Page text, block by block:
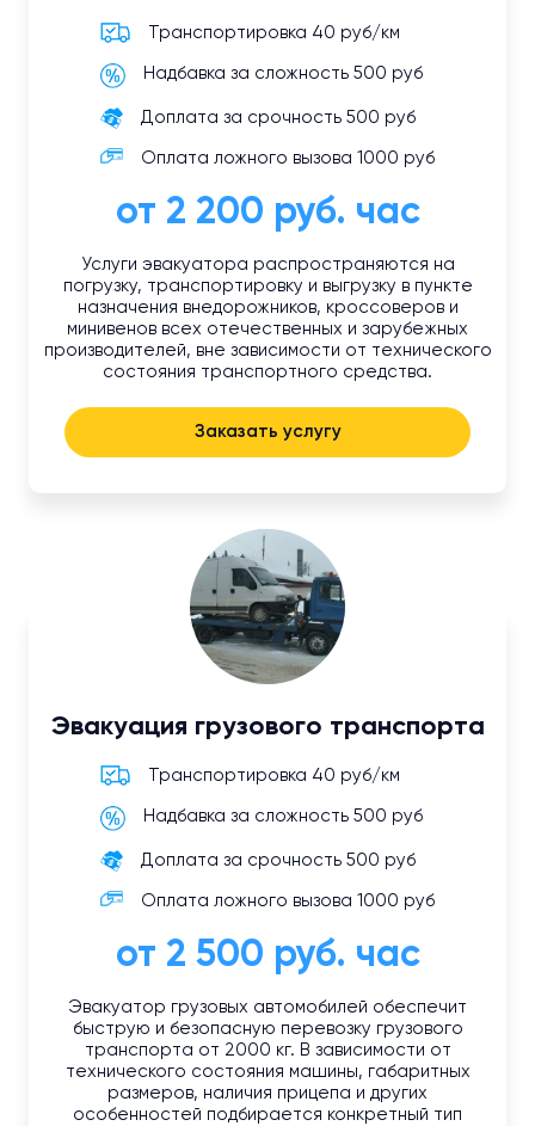
Транспортировка 40 руб/км
Надбавка за сложность 500 руб
Доплата за срочность 500 руб
Оплата ложного вызова 1000 руб
от 2 200 руб. час
Услуги эвакуатора распространяются на
погрузку, транспортировку и выгрузку в пункте
назначения внедорожников, кроссоверов и
минивенов всех отечественных и зарубежных
производителей, вне зависимости от технического
состояния транспортного средства.
Заказать услугу
Эвакуация грузового транспорта
Транспортировка 40 руб/км
Надбавка за сложность 500 руб
Доплата за срочность 500 руб
Оплата ложного вызова 1000 руб
от 2 500 руб. час
Эвакуатор грузовых автомобилей обеспечит
быструю и безопасную перевозку грузового
транспорта от 2000 кг. В зависимости от
технического состояния машины, габаритных
размеров, наличия прицепа и других
особенностей подбирается конкретный тип